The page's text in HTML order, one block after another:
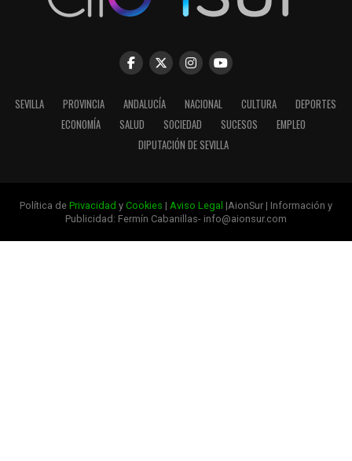
SEVILLA PROVINCIA ANDALUCÍA NACIONAL CULTURA
DEPORTES
ECONOMÍA
SALUD SOCIEDAD SUCESOS
EMPLEO
DIPUTACIÓN DE SEVILLA
Política de Privacidad y Cookies | Aviso Legal |AionSur | Información y
Publicidad: Fermín Cabanillas- info@aionsur.com